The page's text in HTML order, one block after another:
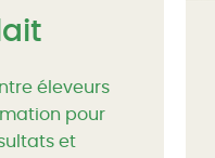
éleveurs
pour
et